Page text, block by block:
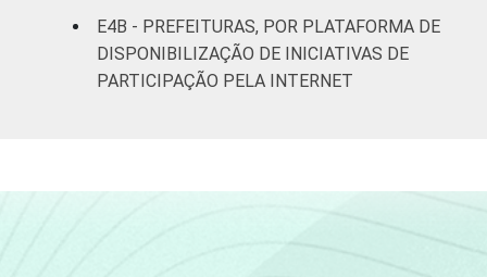
E4B - PREFEITURAS, POR PLATAFORMA DE
DISPONIBILIZAÇÃO DE INICIATIVAS DE
PARTICIPAÇÃO PELA INTERNET